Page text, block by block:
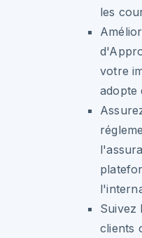
les
votre
adopte
Suivez
clients